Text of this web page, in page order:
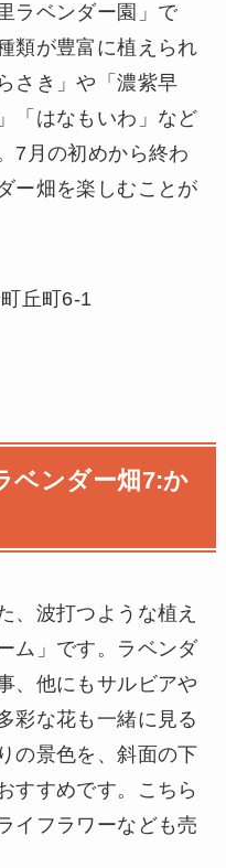
ラベンダー園」で
類が豊富に植えられ
さき」や「濃紫早
「はなもいわ」など
7月の初めから終わ
ー畑を楽しむことが
丘町6-1
ベンダー畑7:か
、波打つような植え
ム」です。ラベンダ
、他にもサルビアや
彩な花も一緒に見る
の景色を、斜面の下
すすめです。こちら
イフラワーなども売